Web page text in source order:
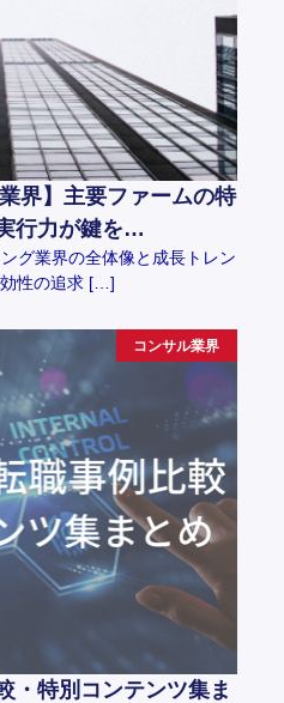
界】主要ファームの特
行力が鍵を…
グ業界の全体像と成長トレン
効性の追求 […]
コンサル業界
・特別コンテンツ集ま